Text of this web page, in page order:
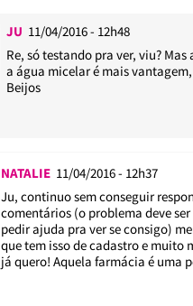
JU 11/04/2016 - 12h48
Re, só testando pra ver, viu?
a água micelar é mais
Beijos
NATALIE 11/04/2016 - 12h37
Ju, continuo sem conseguir
comentários (o problema deve
pedir ajuda pra ver se consigo)
que tem isso de cadastro e muito
já quero! Aquela farmácia é uma